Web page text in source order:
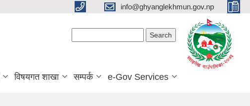
info@ghyanglekhmun.gov.np
विषयगत शाखा सम्पर्क e-Gov Services